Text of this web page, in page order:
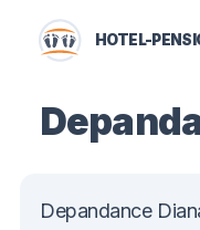
HOTEL-
Depandance